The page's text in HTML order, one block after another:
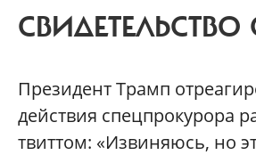
Президент Трамп
действия спецпрокурора
твиттом: «Извиняюсь, но